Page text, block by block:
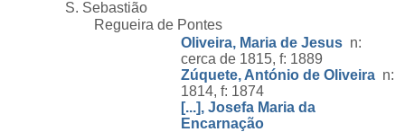
S. Sebastião
Regueira de Pontes
Oliveira, Maria de Jesus n:
cerca de 1815, f: 1889
Zúquete, António de Oliveira n:
1814, f: 1874
[...], Josefa Maria da
Encarnação